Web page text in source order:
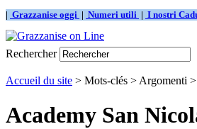
| Grazzanise oggi | Numeri utili | I nostri
Rechercher
Accueil du site > Mots-clés > Argomenti
Academy San